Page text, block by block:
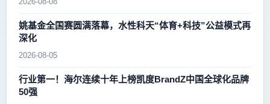
2026-08-08
姚基金全国赛圆满落幕，水性科天“体育+科技”公益模式再
深化
2026-08-05
行业第一！海尔连续十年上榜凯度BrandZ中国全球化品牌
50强